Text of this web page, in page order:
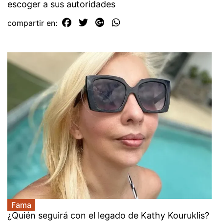
escoger a sus autoridades
compartir en:
Fama
¿Quién seguirá con el legado de Kathy Kouruklis?